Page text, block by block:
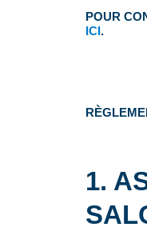
POUR
ICI.
1.